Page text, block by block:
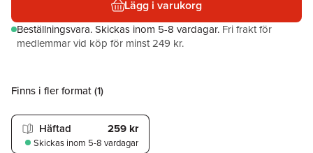
Lägg i varukorg
Beställningsvara.Skickas inom 5-8 vardagar. Fri frakt för
medlemmar vid köp för minst 249 kr.
Finns i fler format (1)
Häftad 259 kr
Skickas inom 5-8 vardagar